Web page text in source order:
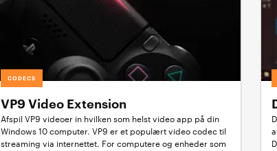
CODECS
VP9 Video Extension
Afspil VP9 videoer in hvilken som helst video app på din
Windows 10 computer. VP9 er et populært video codec til
streaming via internettet. For computere og enheder som